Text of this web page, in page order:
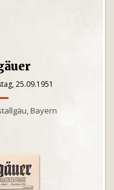
25.09.1951
Bayern